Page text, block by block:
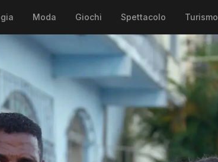
Moda Giochi Spettacolo Turismo